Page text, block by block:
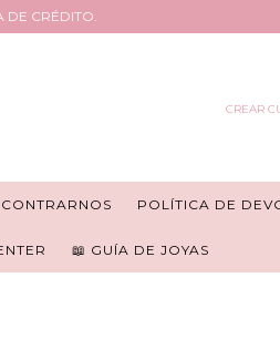
DE CRÉDITO.
CREAR
POLÍTICA DE
📖 GUÍA DE JOYAS